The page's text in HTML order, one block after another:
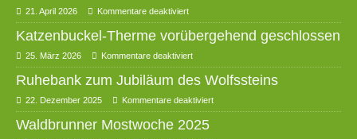
21. April 2026 Kommentare deaktiviert
Katzenbuckel-Therme vorübergehend geschlossen
25. März 2026 Kommentare deaktiviert
Ruhebank zum Jubiläum des Wolfssteins
22. Dezember 2025 Kommentare deaktiviert
Waldbrunner Mostwoche 2025